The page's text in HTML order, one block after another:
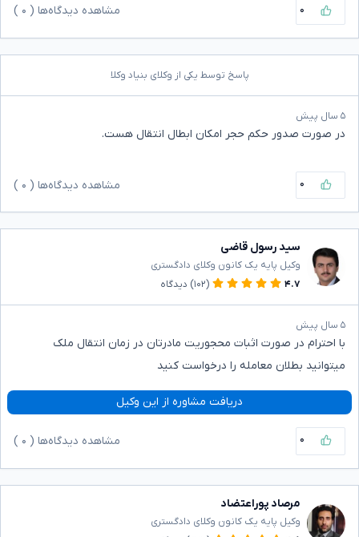
۰ مشاهده دیدگاه‌ها ( ۰
پاسخ توسط یکی از وکلای بنیاد وکلا
۵ سال پیش
در صورت صدور حکم حجر امکان ابطال‌ انتقال هست.
۰ مشاهده دیدگاه‌ها ( ۰
سید رسول قاضی
وکیل پایه یک کانون وکلای دادگستری
۴.۷
(۱۰۲) دیدگاه
۵ سال پیش
با احترام در صورت اثبات محجوریت مادرتان در زمان انتقال ملک
میتوانید بطلان معامله را درخواست کنید
دریافت مشاوره از این وکیل
۰ مشاهده دیدگاه‌ها ( ۰
مرصاد پوراعتضاد
وکیل پایه یک کانون وکلای دادگستری